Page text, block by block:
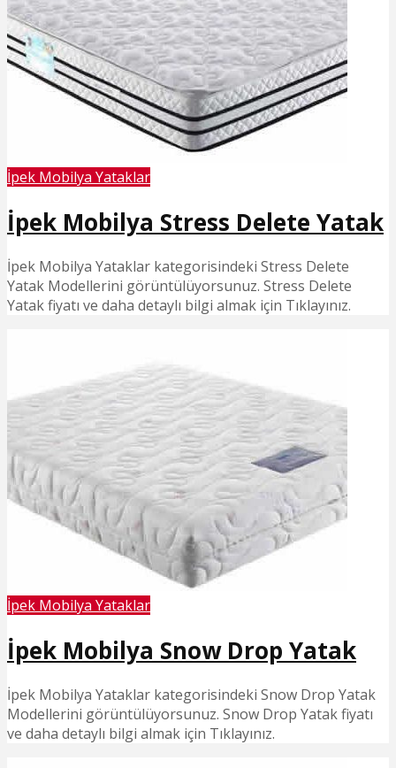
İpek Mobilya Yataklar
İpek Mobilya Stress Delete Yatak
İpek Mobilya Yataklar kategorisindeki Stress Delete
Yatak Modellerini görüntülüyorsunuz. Stress Delete
Yatak fiyatı ve daha detaylı bilgi almak için Tıklayınız.
İpek Mobilya Yataklar
İpek Mobilya Snow Drop Yatak
İpek Mobilya Yataklar kategorisindeki Snow Drop Yatak
Modellerini görüntülüyorsunuz. Snow Drop Yatak fiyatı
ve daha detaylı bilgi almak için Tıklayınız.